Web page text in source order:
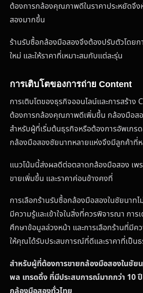
ต้องการกล้องคุณภาพดีในราคาประหยัดจึ
สองมากขึ้น
ร้านรับซื้อกล้องมือสองจึงต้องปรับตัวโดยก
ใหม่ และให้ราคาที่เหมาะสมกับแต่ละรุ่น
การเติบโตของการถ่าย Content
การเติบโตของธุรกิจออนไลน์และการสร้าง
ต้องการกล้องคุณภาพดีเพิ่มขึ้น กล้องมือส
สำหรับผู้ที่เริ่มต้นธุรกิจหรือต้องการอัพเก
กล้องมือสองชัยนาทหลายแห่งจึงมีลูกค้าที่
แนวโน้มนี้ส่งผลดีต่อตลาดกล้องมือสอง เพร
ขายเพิ่มขึ้น และราคาค่อนข้างคงที่
การเลือกร้านรับซื้อกล้องมือสองในชัยนาท
มีความรู้และเข้าใจในสิ่งที่ควรพิจารณา กา
ศึกษาข้อมูลล่วงหน้า และการเลือกร้านที่มีค
ให้คุณได้รับประสบการณ์ที่ดีและราคาที่เป็น
สำหรับผู้ที่ต้องการขายกล้องมือสองในชัยน
พล เทรดดิ้ง ที่มีประสบการณ์มากกว่า 10